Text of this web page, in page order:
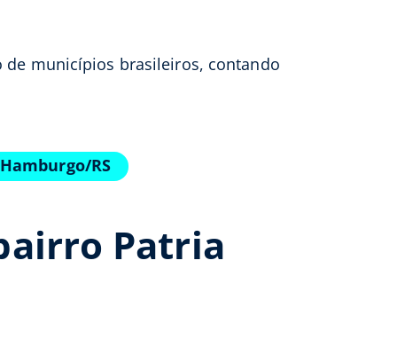
municípios brasileiros, contando
RS
Patria